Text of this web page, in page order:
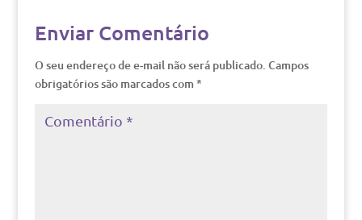
Enviar Comentário
O seu endereço de e-mail não será publicado. Campos
obrigatórios são marcados com *